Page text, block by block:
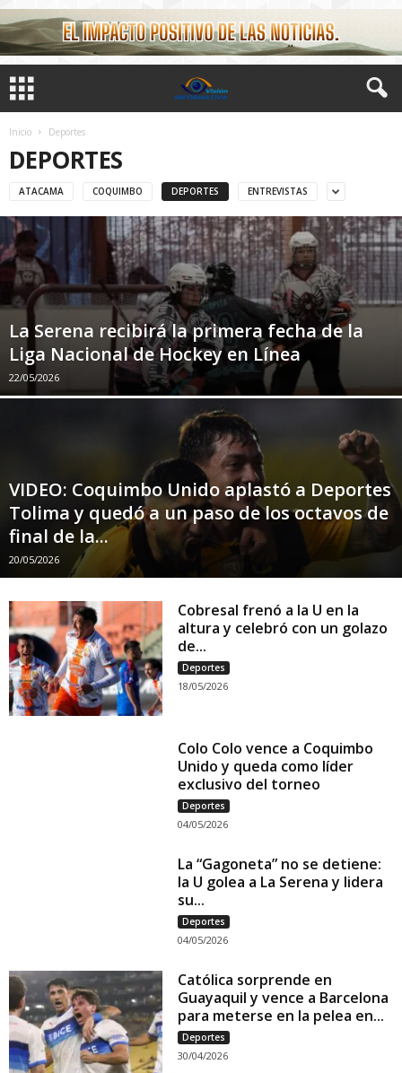
Inicio Deportes
DEPORTES
ATACAMA COQUIMBO DEPORTES ENTREVISTAS
La Serena recibirá la primera fecha de la
Liga Nacional de Hockey en Línea
22/05/2026
VIDEO: Coquimbo Unido aplastó a Deportes
Tolima y quedó a un paso de los octavos de
final de la...
20/05/2026
Cobresal frenó a la U en la
altura y celebró con un golazo
de...
Deportes
18/05/2026
Colo Colo vence a Coquimbo
Unido y queda como líder
exclusivo del torneo
Deportes
04/05/2026
La “Gagoneta” no se detiene:
la U golea a La Serena y lidera
su...
Deportes
04/05/2026
Católica sorprende en
Guayaquil y vence a Barcelona
para meterse en la pelea en...
Deportes
30/04/2026